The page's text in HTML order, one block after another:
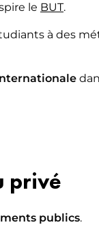
le BUT.
à des
privé
publics.